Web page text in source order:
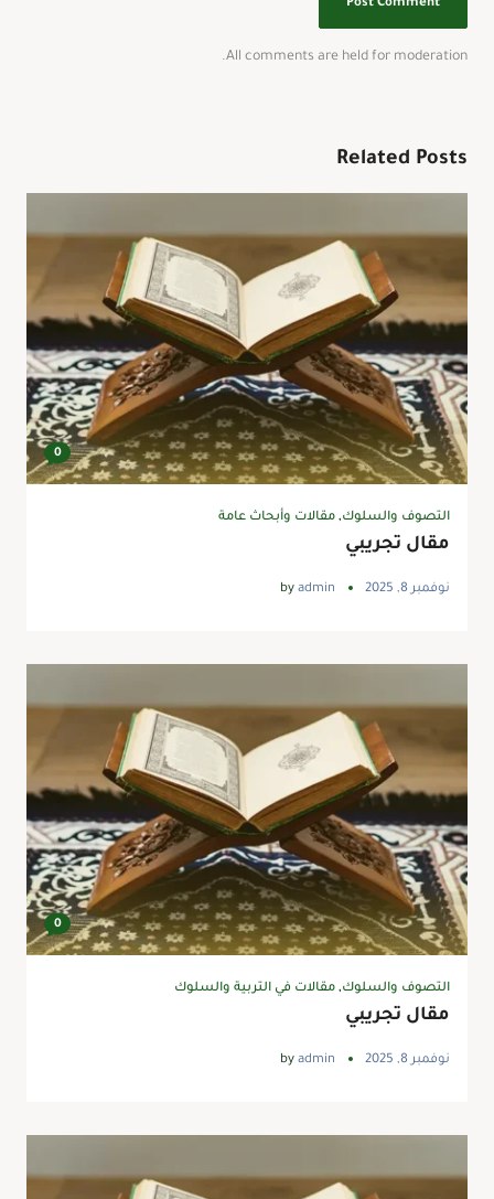
All comments are held for moderation.
Related Posts
0
التصوف والسلوك, مقالات وأبحاث عامة
مقال تجريبي
نوفمبر 8, 2025 by admin
0
التصوف والسلوك, مقالات في التربية والسلوك
مقال تجريبي
نوفمبر 8, 2025 by admin